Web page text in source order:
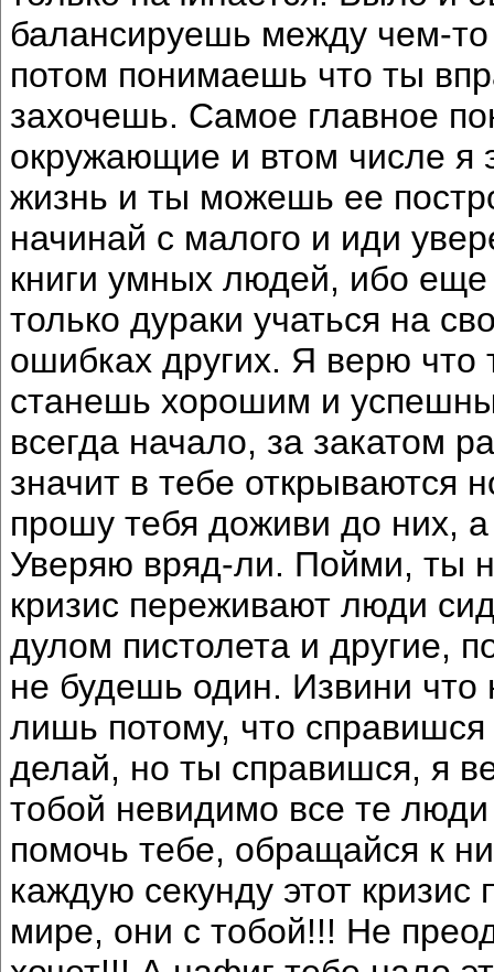
балансируешь между чем-
потом понимаешь что ты
захочешь. Самое главное
окружающие и втом числе я
жизнь и ты можешь ее
начинай с малого и иди
книги умных людей, ибо
только дураки учаться на
ошибках других. Я верю
станешь хорошим и
всегда начало, за закатом
значит в тебе открываются
прошу тебя доживи до них,
Уверяю вряд-ли. Пойми, ты
кризис переживают люди
дулом пистолета и другие,
не будешь один. Извини что
лишь потому, что
делай, но ты справишся, я
тобой невидимо все те
помочь тебе, обращайся к
каждую секунду этот
мире, они с тобой!!! Не